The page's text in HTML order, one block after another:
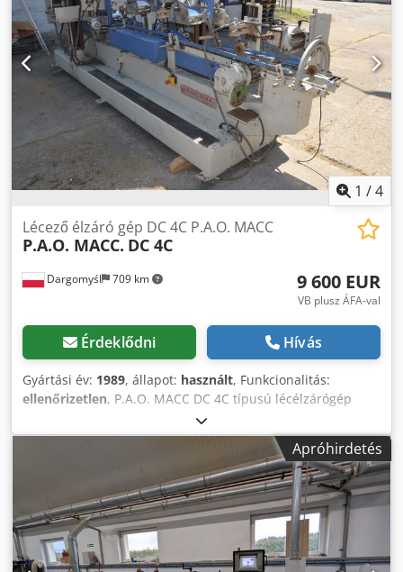
átmérője: 180 - 200 mm - gép méretei: 1700 mm x 800 mm
x 1800 mm - súly: 280 kg Crsdpfjytc E Uex Acfsf 2.
FÓLIAVÁGÓ GÉP MAKOR ST/100 ára: 1.200€ 3. SZALAGOS
SZÁLLÍTÓ MAKOR TEP 3000 ára: 700€
1 /4
Dargomyśl 709 km
Lécező élzáró gép DC 4C P.A.O. MACC
P.A.O. MACC. DC 4C
9 600 EUR
VB plusz ÁFA-val
Érdeklődni Hívás
Gyártási év: 1989, állapot: használt, Funkcionalitás:
ellenőrizetlen, P.A.O. MACC DC 4C típusú lécélzárógép
Apróhirdetés